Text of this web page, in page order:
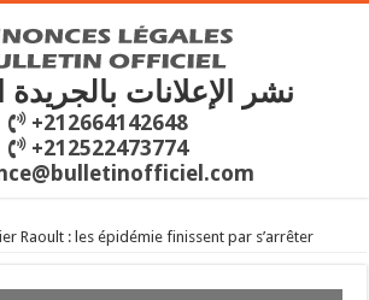
نشر الإعلانات
+212664142648
+212522473774
Raoult : les épidémie finissent par s’arrêter